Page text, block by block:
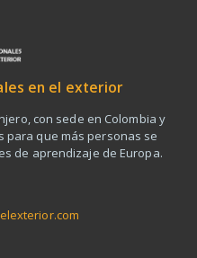
en el exterior
con sede en Colombia y
para que más personas se
de aprendizaje de Europa.